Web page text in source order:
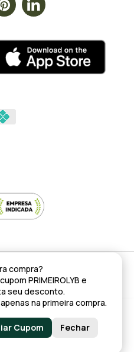
compra?
PRIMEIROLYB e
seu desconto.
na primeira compra.
Cupom Fechar